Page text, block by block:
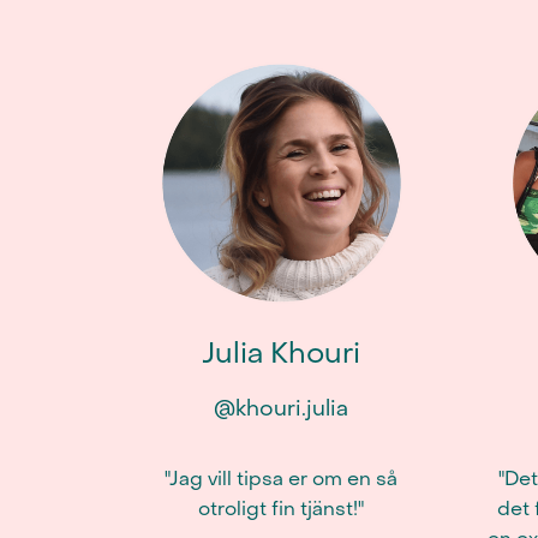
Julia Khouri
@khouri.julia
"Jag vill tipsa er om en så
otroligt fin tjänst!"
det